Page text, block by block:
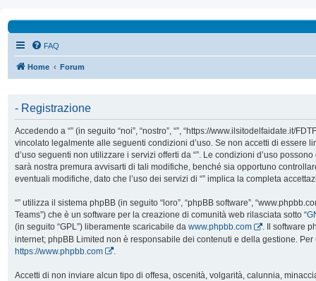
FAQ
Home Forum
- Registrazione
Accedendo a “” (in seguito “noi”, “nostro”, “”, “https://www.ilsitodelfaidate.it/
vincolato legalmente alle seguenti condizioni d’uso. Se non accetti di essere
d’uso seguenti non utilizzare i servizi offerti da “”. Le condizioni d’uso
sarà nostra premura avvisarti di tali modifiche, benché sia opportuno
eventuali modifiche, dato che l’uso dei servizi di “” implica la completa
“” utilizza il sistema phpBB (in seguito “loro”, “phpBB software”,
Teams”) che è un software per la creazione di comunità web rilasciata sotto “
(in seguito “GPL”) liberamente scaricabile da www.phpbb.com
. Il software
internet; phpBB Limited non è responsabile dei contenuti e della gestione.
https://www.phpbb.com
Accetti di non inviare alcun tipo di offesa, oscenità, volgarità, calunnia,